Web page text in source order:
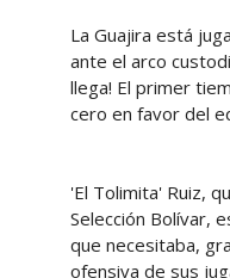
La Guajira está
ante el arco
llega! El primer
cero en favor del
'El Tolimita' Ruiz,
Selección Bolívar,
que necesitaba,
ofensiva de sus